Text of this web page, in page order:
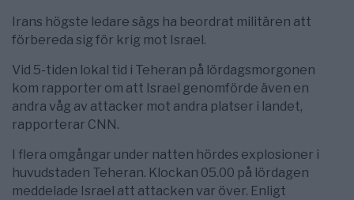
Irans högste ledare sägs ha beordrat militären att
förbereda sig för krig mot Israel.
Vid 5-tiden lokal tid i Teheran på lördagsmorgonen
kom rapporter om att Israel genomförde även en
andra våg av attacker mot andra platser i landet,
rapporterar CNN.
I flera omgångar under natten hördes explosioner i
huvudstaden Teheran. Klockan 05.00 på lördagen
meddelade Israel att attacken var över. Enligt